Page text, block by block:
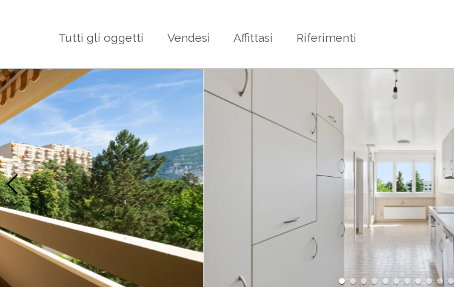
Tutti gli oggetti Vendesi Affittasi Riferimenti